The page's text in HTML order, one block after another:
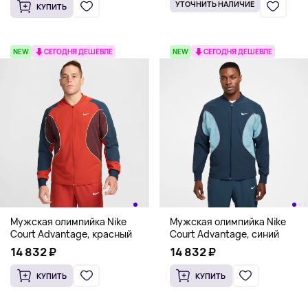
КУПИТЬ УТОЧНИТЬ НАЛИЧИЕ
NEW СЕГОДНЯ ДЕШЕВЛЕ
Мужская олимпийка Nike
Court Advantage, красный
14 832 ₽
КУПИТЬ
NEW СЕГОДНЯ ДЕШЕВЛЕ
Мужская олимпийка Nike
Court Advantage, синий
14 832 ₽
КУПИТЬ